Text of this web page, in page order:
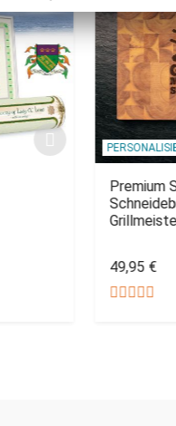
Premium
49,95 €